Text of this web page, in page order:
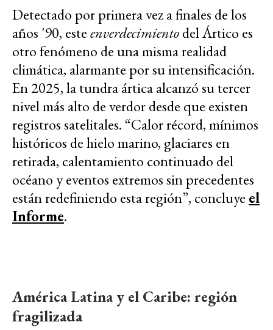
Detectado por primera vez a finales de los
años '90, esteenverdecimientodel Ártico es
otro fenómeno de una misma realidad
climática, alarmante por su intensificación.
En 2025, la tundra ártica alcanzó su tercer
nivel más alto de verdor desde que existen
registros satelitales. “Calor récord, mínimos
históricos de hielo marino, glaciares en
retirada, calentamiento continuado del
océano y eventos extremos sin precedentes
están redefiniendo esta región”, concluye el
Informe.
América Latina y el Caribe: región
fragilizada